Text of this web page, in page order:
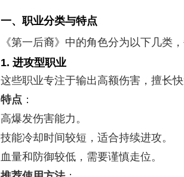
一、职业分类与特点
《第一后裔》中的角色分为以下几类
1. 进攻型职业
这些职业专注于输出高额伤害，擅长快
特点 ：
高爆发伤害能力。
技能冷却时间较短，适合持续进攻。
血量和防御较低，需要谨慎走位。